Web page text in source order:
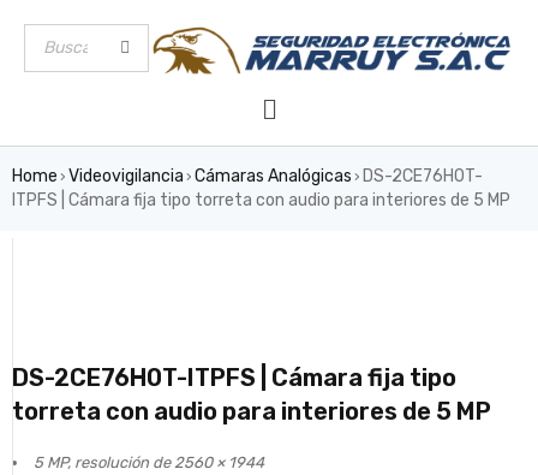
Home › Videovigilancia › Cámaras Analógicas › DS-2CE76H0T-
ITPFS | Cámara fija tipo torreta con audio para interiores de 5 MP
DS-2CE76H0T-ITPFS | Cámara fija tipo
torreta con audio para interiores de 5 MP
5 MP, resolución de 2560 × 1944